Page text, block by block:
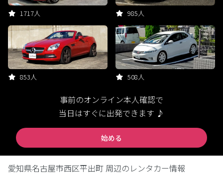
1717人 985人
853人 508人
事前のオンライン本人確認で
当日はすぐに出発できます ♪
始める
愛知県名古屋市西区平出町 周辺のレンタカー情報